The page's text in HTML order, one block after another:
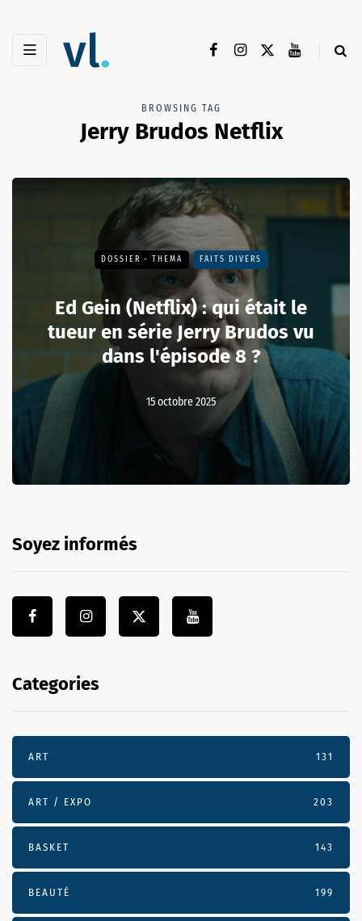
BROWSING TAG
Jerry Brudos Netflix
DOSSIER - THEMA FAITS DIVERS
Ed Gein (Netflix) : qui était le
tueur en série Jerry Brudos vu
dans l'épisode 8 ?
15 octobre 2025
Soyez informés
Categories
ART 131
ART / EXPO 203
BASKET 143
BEAUTÉ 199